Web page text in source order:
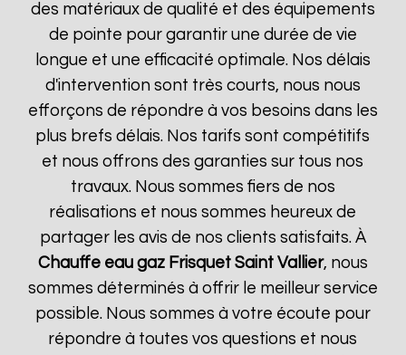
des matériaux de qualité et des équipements
de pointe pour garantir une durée de vie
longue et une efficacité optimale. Nos délais
d'intervention sont très courts, nous nous
efforçons de répondre à vos besoins dans les
plus brefs délais. Nos tarifs sont compétitifs
et nous offrons des garanties sur tous nos
travaux. Nous sommes fiers de nos
réalisations et nous sommes heureux de
partager les avis de nos clients satisfaits. À
Chauffe eau gaz Frisquet Saint Vallier, nous
sommes déterminés à offrir le meilleur service
possible. Nous sommes à votre écoute pour
répondre à toutes vos questions et nous